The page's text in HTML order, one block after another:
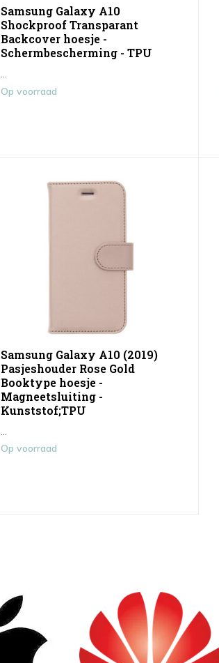
Samsung Galaxy A10
Shockproof Transparant
Backcover hoesje -
Schermbescherming - TPU
...
Op voorraad
Samsung Galaxy A10 (2019)
Pasjeshouder Rose Gold
Booktype hoesje -
Magneetsluiting -
Kunststof;TPU
Op voorraad